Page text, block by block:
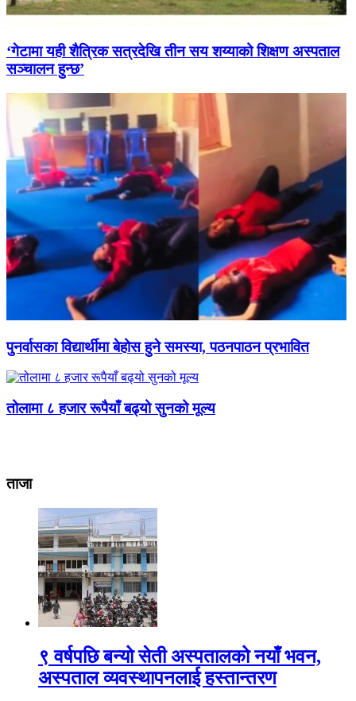
‘गेटामा यही शैत्रिक सत्रदेखि तीन सय शय्याको शिक्षण अस्पताल
सञ्चालन हुन्छ’
पुनर्वासका विद्यार्थीमा बेहोस हुने समस्या, पठनपाठन प्रभावित
तोलामा ८ हजार रूपैयाँ बढ्यो सुनको मूल्य
ताजा
९ वर्षपछि बन्यो सेती अस्पतालको नयाँ भवन,
अस्पताल व्यवस्थापनलाई हस्तान्तरण